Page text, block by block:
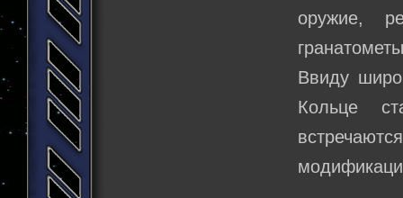
оружие,
Ввиду
Кольце